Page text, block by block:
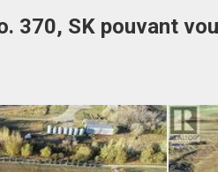
370, SK pouvant